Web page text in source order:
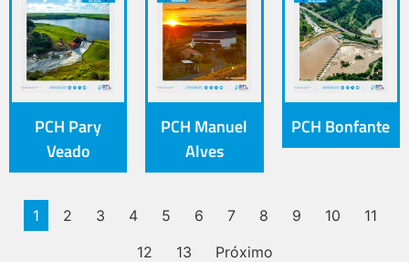
PCH Pary
Veado
PCH Manuel
Alves
PCH Bonfante
1 2 3 4 5 6 7 8 9 10
11
12
13 Próximo